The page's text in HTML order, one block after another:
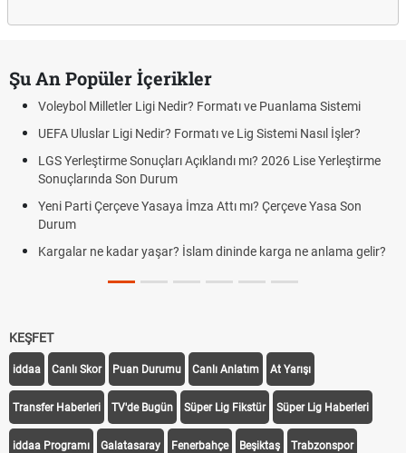
Şu An Popüler İçerikler
Voleybol Milletler Ligi Nedir? Formatı ve Puanlama Sistemi
UEFA Uluslar Ligi Nedir? Formatı ve Lig Sistemi Nasıl İşler?
LGS Yerleştirme Sonuçları Açıklandı mı? 2026 Lise Yerleştirme
Sonuçlarında Son Durum
Yeni Parti Çerçeve Yasaya İmza Attı mı? Çerçeve Yasa Son
Durum
Kargalar ne kadar yaşar? İslam dininde karga ne anlama gelir?
KEŞFET
iddaa Canlı Skor Puan Durumu Canlı Anlatım At Yarışı
Transfer Haberleri TV'de Bugün Süper Lig Fikstür Süper Lig Haberleri
iddaa Programı Galatasaray Fenerbahçe Beşiktaş Trabzonspor